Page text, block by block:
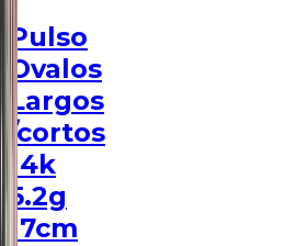
Pulso
Ovalos
Largos
/cortos
14k
5.2g
17cm